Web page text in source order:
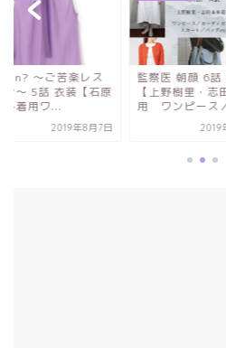
楽レス
装【石原
年8月7日
監察医 朝顔 6話 衣装
【上野樹里・志田未来着
用 ワンピース／カー...
2019年8月22日